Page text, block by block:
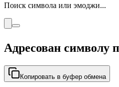
Поиск символа или эмоджи...
Адресован символу
Копировать в буфер обмена